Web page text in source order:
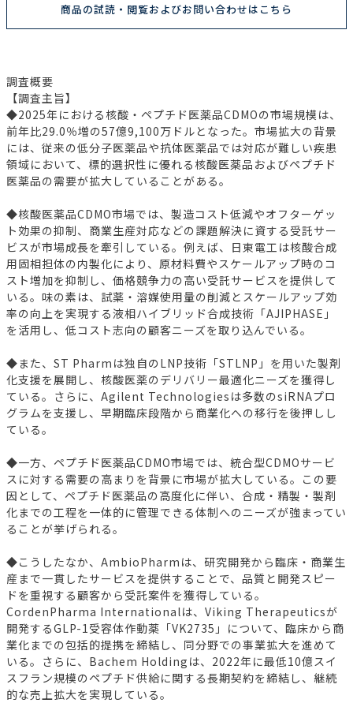
商品の試読・閲覧およびお問い合わせはこちら
調査概要
【調査主旨】
◆2025年における核酸・ペプチド医薬品CDMOの市場規模は、
前年比29.0％増の57億9,100万ドルとなった。市場拡大の背景
には、従来の低分子医薬品や抗体医薬品では対応が難しい疾患
領域において、標的選択性に優れる核酸医薬品およびペプチド
医薬品の需要が拡大していることがある。
◆核酸医薬品CDMO市場では、製造コスト低減やオフターゲッ
ト効果の抑制、商業生産対応などの課題解決に資する受託サー
ビスが市場成長を牽引している。例えば、日東電工は核酸合成
用固相担体の内製化により、原材料費やスケールアップ時のコ
スト増加を抑制し、価格競争力の高い受託サービスを提供して
いる。味の素は、試薬・溶媒使用量の削減とスケールアップ効
率の向上を実現する液相ハイブリッド合成技術「AJIPHASE」
を活用し、低コスト志向の顧客ニーズを取り込んでいる。
◆また、ST Pharmは独自のLNP技術「STLNP」を用いた製剤
化支援を展開し、核酸医薬のデリバリー最適化ニーズを獲得し
ている。さらに、Agilent Technologiesは多数のsiRNAプロ
グラムを支援し、早期臨床段階から商業化への移行を後押しし
ている。
◆一方、ペプチド医薬品CDMO市場では、統合型CDMOサービ
スに対する需要の高まりを背景に市場が拡大している。この要
因として、ペプチド医薬品の高度化に伴い、合成・精製・製剤
化までの工程を一体的に管理できる体制へのニーズが強まってい
ることが挙げられる。
◆こうしたなか、AmbioPharmは、研究開発から臨床・商業生
産まで一貫したサービスを提供することで、品質と開発スピー
ドを重視する顧客から受託案件を獲得している。
CordenPharma Internationalは、Viking Therapeuticsが
開発するGLP-1受容体作動薬「VK2735」について、臨床から商
業化までの包括的提携を締結し、同分野での事業拡大を進めて
いる。さらに、Bachem Holdingは、2022年に最低10億スイ
スフラン規模のペプチド供給に関する長期契約を締結し、継続
的な売上拡大を実現している。